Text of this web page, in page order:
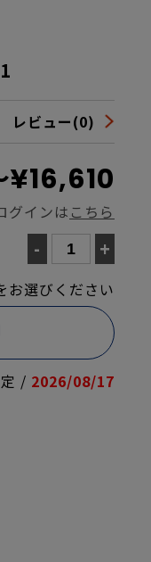
レビュー(0)
グインは こちら
- +
お選びください
/ 2026/08/17